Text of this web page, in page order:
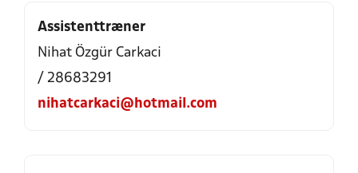
Assistenttræner
Nihat Özgür Carkaci
/ 28683291
nihatcarkaci@hotmail.com